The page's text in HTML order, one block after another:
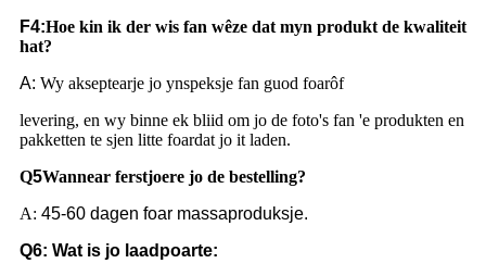
F4:Hoe kin ik der wis fan wêze dat myn produkt de kwaliteit
hat?
A: Wy akseptearje jo ynspeksje fan guod foarôf
levering, en wy binne ek bliid om jo de foto's fan 'e produkten en
pakketten te sjen litte foardat jo it laden.
Q5Wannear ferstjoere jo de bestelling?
A: 45-60 dagen foar massaproduksje.
Q6: Wat is jo laadpoarte: